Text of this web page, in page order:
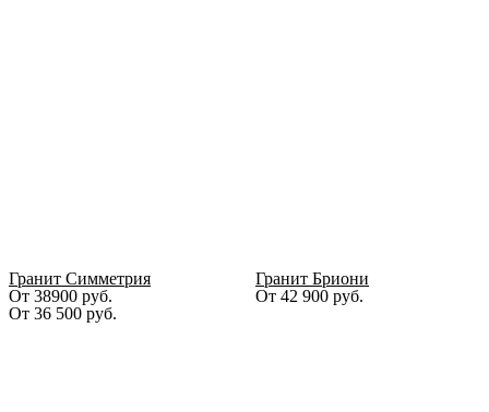
Гранит Симметрия
От 38900 руб.
От 36 500 руб.
Гранит Бриони
От 42 900 руб.